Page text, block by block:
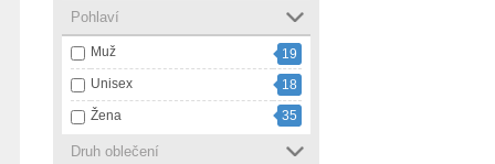
zelená
1
černá
30
černá s bílou
5
černá s růžovou
1
červená
3
Pohlaví
Muž
19
Unisex
18
Žena
35
Druh oblečení